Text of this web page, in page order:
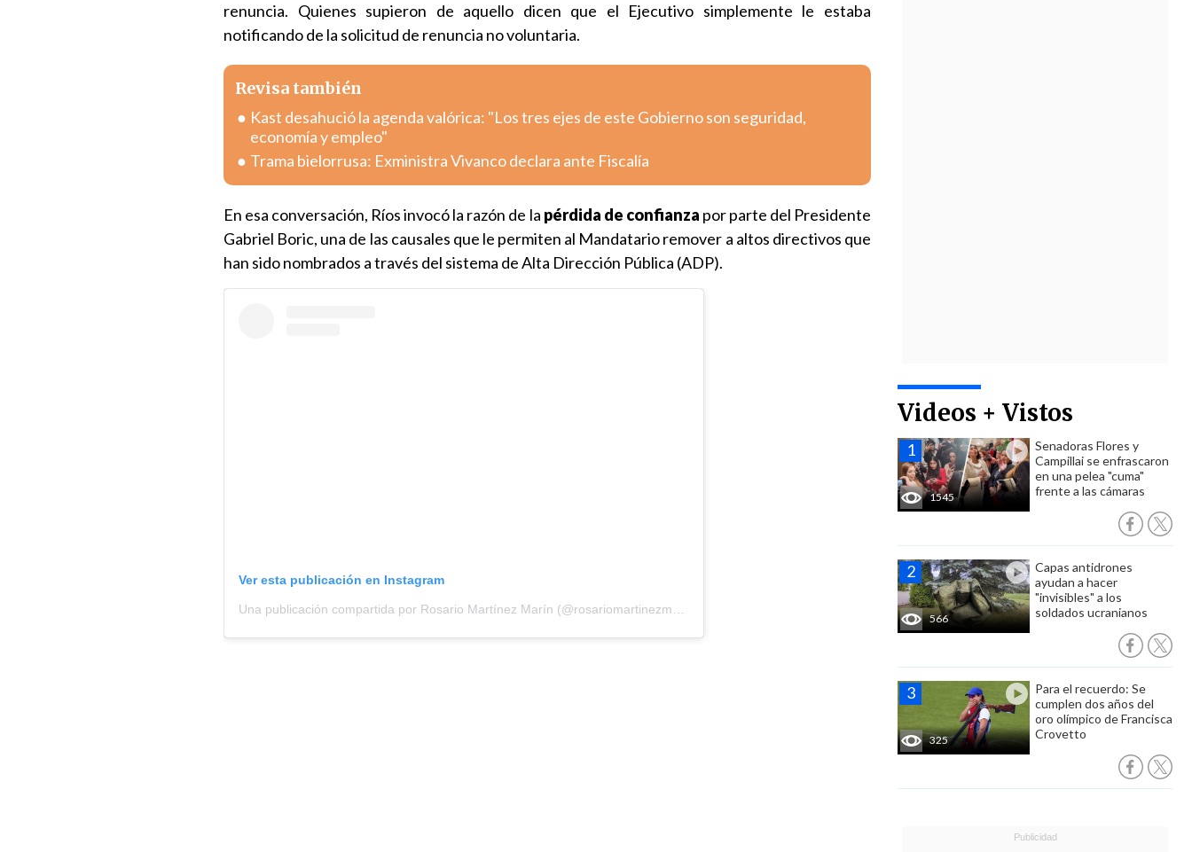
Videos + Vistos
1545
Senadoras Flores y
Campillai se enfrascaron
en una pelea "cuma"
frente a las cámaras
566
Capas antidrones
ayudan a hacer
"invisibles" a los
soldados ucranianos
325
Para el recuerdo: Se
cumplen dos años del
oro olímpico de Francisca
Crovetto
renuncia. Quienes supieron de aquello dicen que el Ejecutivo simplemente le estaba
notificando de la solicitud de renuncia no voluntaria.
Revisa también
Kast desahució la agenda valórica: "Los tres ejes de este Gobierno son seguridad,
economía y empleo"
Trama bielorrusa: Exministra Vivanco declara ante Fiscalía
En esa conversación, Ríos invocó la razón de la pérdida de confianza por parte del Presidente
Gabriel Boric, una de las causales que le permiten al Mandatario remover a altos directivos que
han sido nombrados a través del sistema de Alta Dirección Pública (ADP).
Ver esta publicación en Instagram